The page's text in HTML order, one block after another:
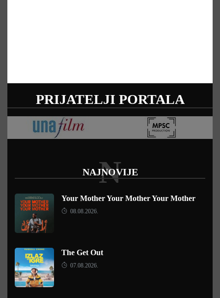
PRIJATELJI PORTALA
NAJNOVIJE
N
Your Mother Your Mother Your Mother
08.08.2026.
The Get Out
07.08.2026.